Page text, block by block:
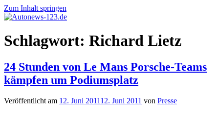
Zum Inhalt springen
Autonews-
123.de
Autonews
mit
Schlagwort: Richard Lietz
24 Stunden von Le Mans Porsche-Teams
kämpfen um Podiumsplatz
Veröffentlicht am 12. Juni 201112. Juni 2011 von Presse